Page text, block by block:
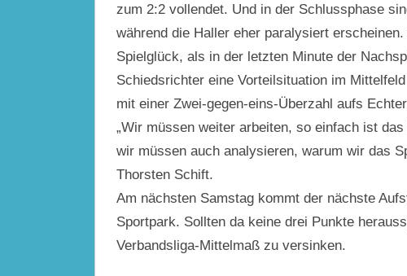
zum 2:2 vollendet. Und in der Schlussphase
während die Haller eher paralysiert
Spielglück, als in der letzten Minute der
Schiedsrichter eine Vorteilsituation im
mit einer Zwei-gegen-eins-Überzahl aufs
„Wir müssen weiter arbeiten, so einfach ist
wir müssen auch analysieren, warum wir das
Thorsten Schift.
Am nächsten Samstag kommt der nächste
Sportpark. Sollten da keine drei Punkte
Verbandsliga-Mittelmaß zu versinken.